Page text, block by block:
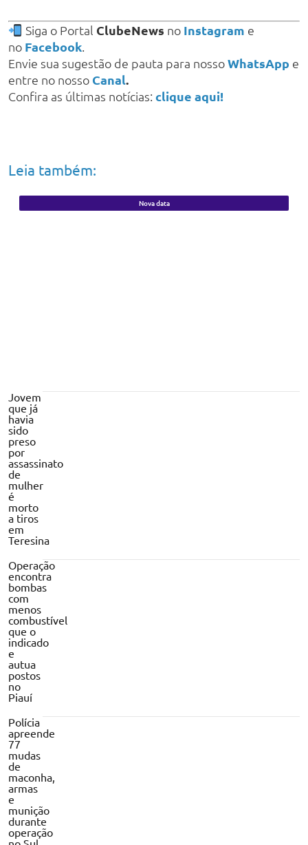
Siga o Portal ClubeNews no Instagram e
no Facebook.
Envie sua sugestão de pauta para nossoWhatsApp e
entre no nosso Canal.
Confira as últimas notícias: clique aqui!
Leia também:
Nova data
Jovem
que já
havia
sido
preso
por
assassinato
de
mulher
é
morto
a tiros
em
Teresina
Operação
encontra
bombas
com
menos
combustível
que o
indicado
e
autua
postos
no
Piauí
Polícia
apreende
77
mudas
de
maconha,
armas
e
munição
durante
operação